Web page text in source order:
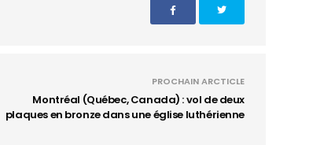
PROCHAIN ARCTICLE
Montréal (Québec, Canada) : vol de deux
plaques en bronze dans une église luthérienne